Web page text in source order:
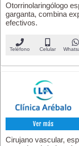
Otorrinolaringólogo
garganta, combina
efectivos.
Teléfono Celular
Ver más
Cirujano vascular,